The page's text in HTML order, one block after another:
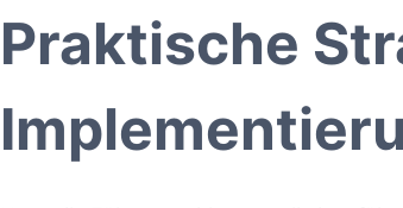
Praktische